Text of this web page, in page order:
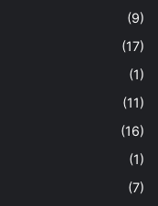
(9)
(17)
(1)
(11)
(16)
(1)
(7)